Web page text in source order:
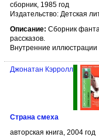
сборник, 1985 год
Издательство: Детская
Описание: Сборник
рассказов.
Внутренние иллюстрации
Джонатан Кэрролл
Страна смеха
авторская книга, 2004 год